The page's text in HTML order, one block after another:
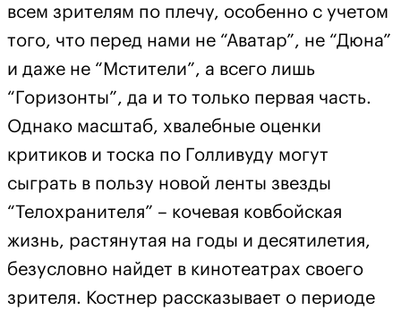
всем зрителям по плечу, особенно с учетом
того, что перед нами не “Аватар”, не “Дюна”
и даже не “Мстители”, а всего лишь
“Горизонты”, да и то только первая часть.
Однако масштаб, хвалебные оценки
критиков и тоска по Голливуду могут
сыграть в пользу новой ленты звезды
“Телохранителя” – кочевая ковбойская
жизнь, растянутая на годы и десятилетия,
безусловно найдет в кинотеатрах своего
зрителя. Костнер рассказывает о периоде